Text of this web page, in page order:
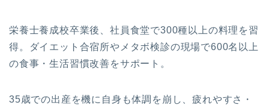
栄養士養成校卒業後、社員食堂で300種以上の料理を習
得。ダイエット合宿所やメタボ検診の現場で600名以上
の食事・生活習慣改善をサポート。
35歳での出産を機に自身も体調を崩し、疲れやすさ・